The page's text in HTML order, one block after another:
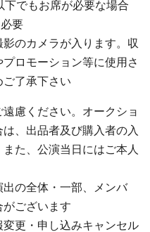
でもお席が必要な場合
要
のカメラが入ります。収
ロモーション等に使用さ
了承下さい
慮ください。オークショ
、出品者及び購入者の入
た、公演当日にはご本人
の全体・一部、メンバ
ございます
更・申し込みキャンセル